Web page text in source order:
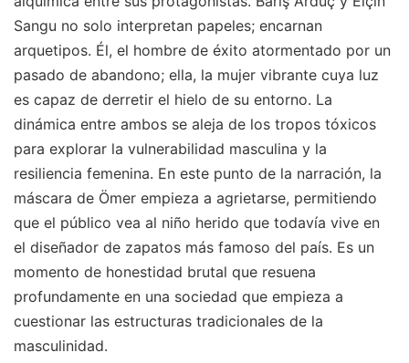
Sangu no solo interpretan papeles; encarnan
arquetipos. Él, el hombre de éxito atormentado por un
pasado de abandono; ella, la mujer vibrante cuya luz
es capaz de derretir el hielo de su entorno. La
dinámica entre ambos se aleja de los tropos tóxicos
para explorar la vulnerabilidad masculina y la
resiliencia femenina. En este punto de la narración, la
máscara de Ömer empieza a agrietarse, permitiendo
que el público vea al niño herido que todavía vive en
el diseñador de zapatos más famoso del país. Es un
momento de honestidad brutal que resuena
profundamente en una sociedad que empieza a
cuestionar las estructuras tradicionales de la
masculinidad.